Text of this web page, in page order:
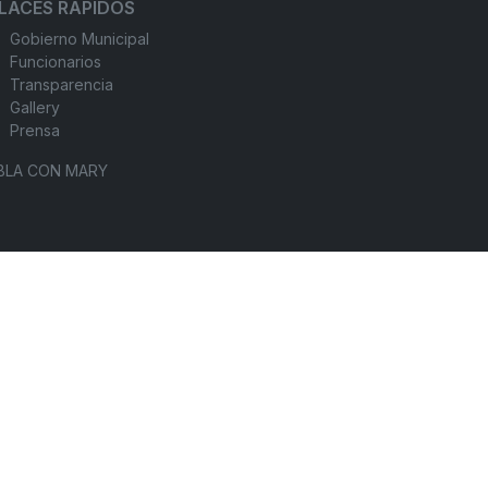
RÁPIDOS
Gobierno Municipal
Funcionarios
Transparencia
Gallery
Prensa
CON MARY